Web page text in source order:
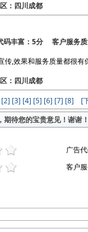
：四川成都
丰富：5分 客户服务质
传,效果和服务质量都很有
：四川成都
[2] [3] [4] [5] [6] [7] [8] [
期待您的宝贵意见！谢谢
广告
客户